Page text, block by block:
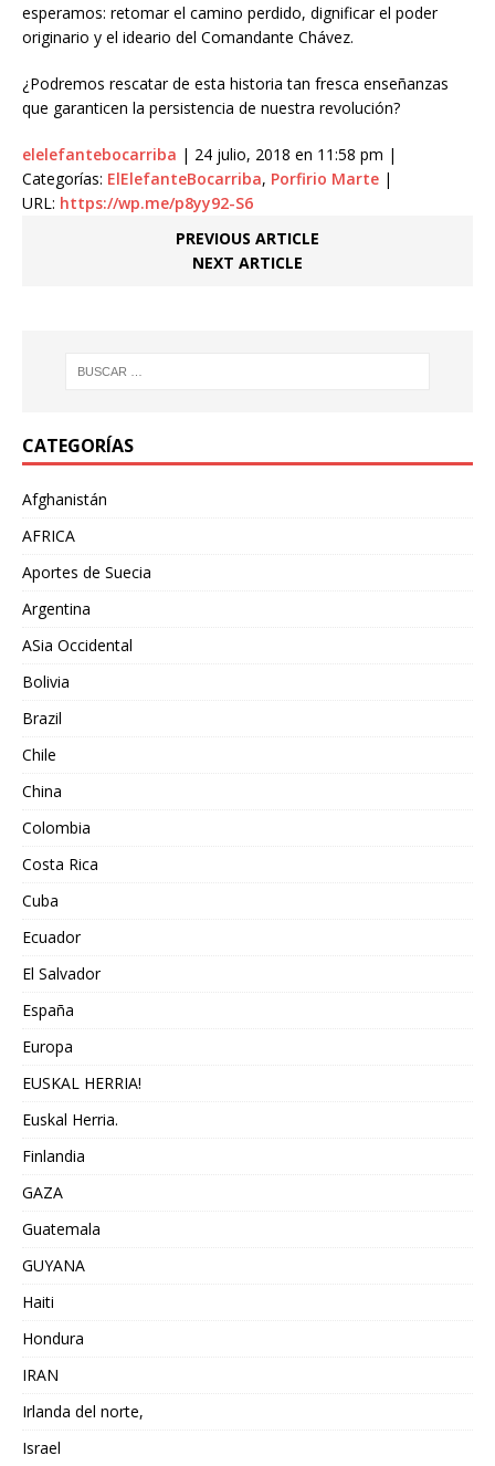
esperamos: retomar el camino perdido, dignificar el poder
originario y el ideario del Comandante Chávez.
¿Podremos rescatar de esta historia tan fresca enseñanzas
que garanticen la persistencia de nuestra revolución?
elelefantebocarriba | 24 julio, 2018 en 11:58 pm |
Categorías: ElElefanteBocarriba, Porfirio Marte |
URL: https://wp.me/p8yy92-S6
PREVIOUS ARTICLE
NEXT ARTICLE
CATEGORÍAS
Afghanistán
AFRICA
Aportes de Suecia
Argentina
ASia Occidental
Bolivia
Brazil
Chile
China
Colombia
Costa Rica
Cuba
Ecuador
El Salvador
España
Europa
EUSKAL HERRIA!
Euskal Herria.
Finlandia
GAZA
Guatemala
GUYANA
Haiti
Hondura
IRAN
Irlanda del norte,
Israel